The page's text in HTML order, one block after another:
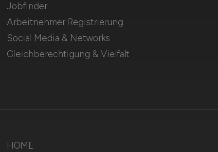
Jobfinder
Arbeitnehmer Registrierung
Social Media & Networks
Gleichberechtigung & Vielfalt
HOME